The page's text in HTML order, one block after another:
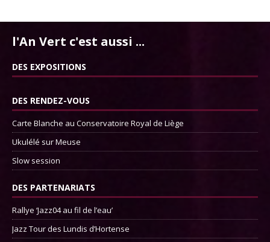
l'An Vert c'est aussi ...
DES EXPOSITIONS
DES RENDEZ-VOUS
Carte Blanche au Conservatoire Royal de Liège
Ukulélé sur Meuse
Slow session
DES PARTENARIATS
Rallye ‘Jazz04 au fil de l’eau’
Jazz Tour des Lundis d’Hortense